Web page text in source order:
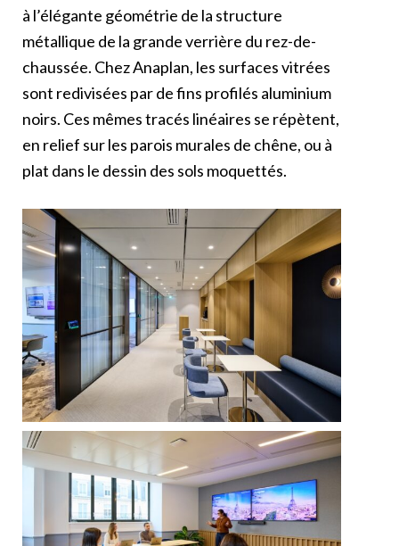
à l’élégante géométrie de la structure
métallique de la grande verrière du rez-de-
chaussée. Chez Anaplan, les surfaces vitrées
sont redivisées par de fins profilés aluminium
noirs. Ces mêmes tracés linéaires se répètent,
en relief sur les parois murales de chêne, ou à
plat dans le dessin des sols moquettés.